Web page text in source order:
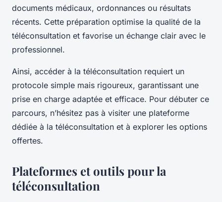
documents médicaux, ordonnances ou résultats
récents. Cette préparation optimise la qualité de la
téléconsultation et favorise un échange clair avec le
professionnel.
Ainsi, accéder à la téléconsultation requiert un
protocole simple mais rigoureux, garantissant une
prise en charge adaptée et efficace. Pour débuter ce
parcours, n’hésitez pas à visiter une plateforme
dédiée à la téléconsultation et à explorer les options
offertes.
Plateformes et outils pour la
téléconsultation